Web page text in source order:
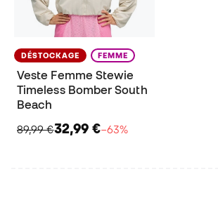
DÉSTOCKAGE FEMME
Veste Femme Stewie
Timeless Bomber South
Beach
89,99 €32,99 €−63%